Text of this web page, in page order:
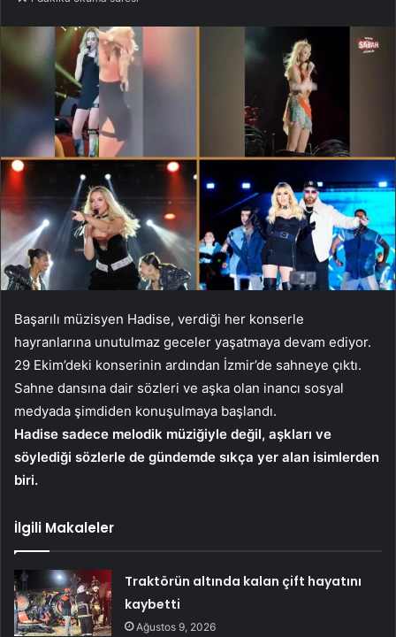
Başarılı müzisyen Hadise, verdiği her konserle
hayranlarına unutulmaz geceler yaşatmaya devam ediyor.
29 Ekim’deki konserinin ardından İzmir’de sahneye çıktı.
Sahne dansına dair sözleri ve aşka olan inancı sosyal
medyada şimdiden konuşulmaya başlandı.
Hadise sadece melodik müziğiyle değil, aşkları ve
söylediği sözlerle de gündemde sıkça yer alan isimlerden
biri.
İlgili Makaleler
Traktörün altında kalan çift hayatını
kaybetti
Ağustos 9, 2026